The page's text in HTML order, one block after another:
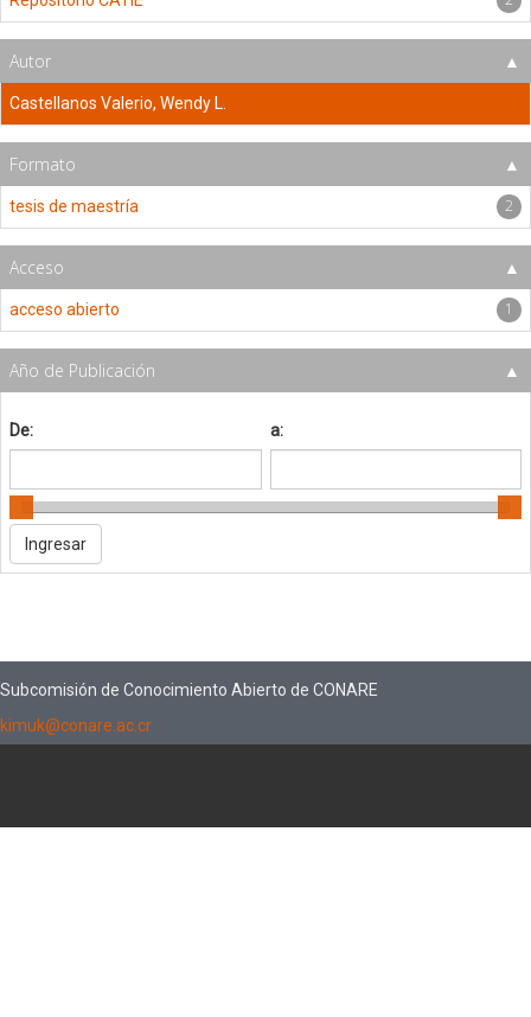
Autor
Castellanos Valerio, Wendy L.
Formato
tesis de maestría 2
Acceso
acceso abierto 1
Año de Publicación
De: a:
Subcomisión de Conocimiento Abierto de CONARE
kimuk@conare.ac.cr